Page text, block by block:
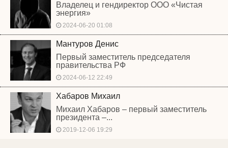
Владелец и гендиректор ООО «Чистая
энергия»
2024-06-20 01:08
Мантуров Денис
Первый заместитель председателя
правительства РФ
2024-06-12 22:49
Хабаров Михаил
Михаил Хабаров – первый заместитель
президента –...
2019-12-06 19:29